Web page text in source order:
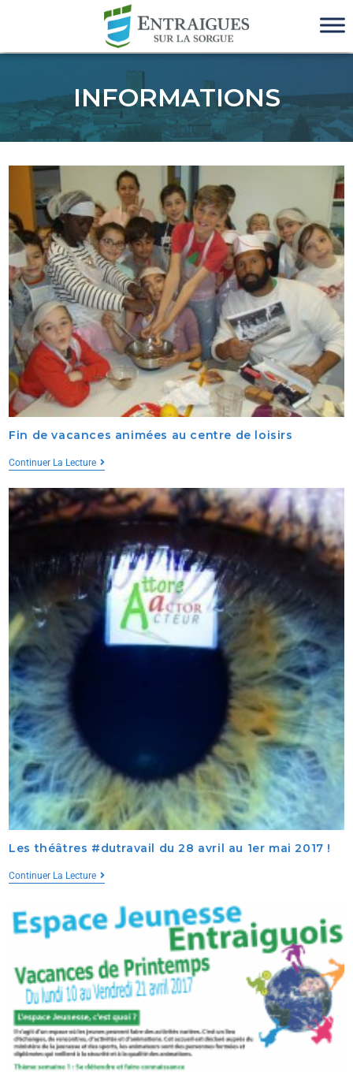
INFORMATIONS
Fin de vacances animées au centre de loisirs
Continuer La Lecture
Les théâtres #dutravail du 28 avril au 1er mai 2017 !
Continuer La Lecture